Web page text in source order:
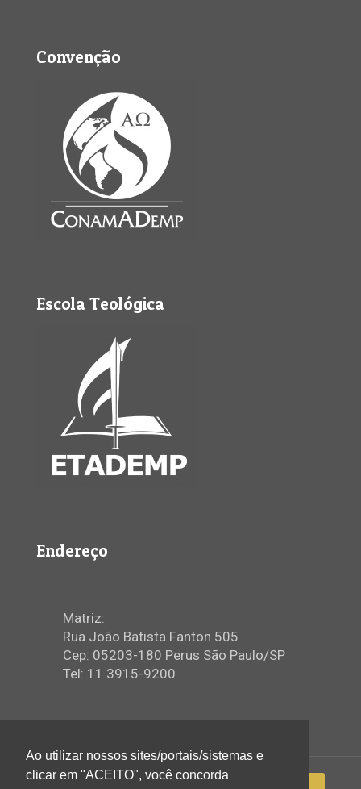
Convenção
Escola Teológica
Endereço
Matriz:
Rua João Batista Fanton 505
Cep: 05203-180 Perus São Paulo/SP
Tel: 11 3915-9200
Ao utilizar nossos sites/portais/sistemas e
clicar em "ACEITO", você concorda